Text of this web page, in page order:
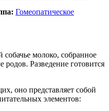
Гомеопатическое
собачье молоко, собранное
родов. Разведение готовится
оно представляет собой
элементов: